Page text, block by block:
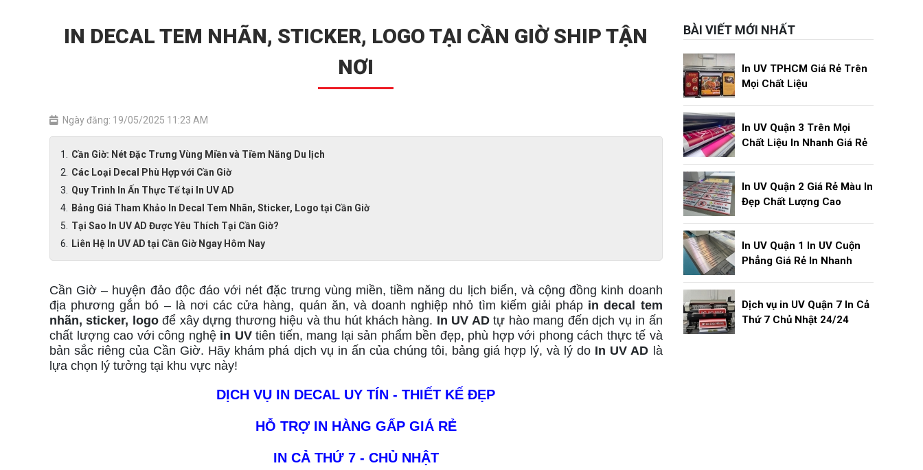
IN DECAL TEM NHÃN, STICKER, LOGO TẠI CẦN GIỜ SHIP TẬN
NƠI
Ngày đăng: 19/05/2025 11:23 AM
Cần Giờ: Nét Đặc Trưng Vùng Miền và Tiềm Năng Du lịch
Các Loại Decal Phù Hợp với Cần Giờ
Quy Trình In Ấn Thực Tế tại In UV AD
Bảng Giá Tham Khảo In Decal Tem Nhãn, Sticker, Logo tại Cần Giờ
Tại Sao In UV AD Được Yêu Thích Tại Cần Giờ?
Liên Hệ In UV AD tại Cần Giờ Ngay Hôm Nay
Cần Giờ – huyện đảo độc đáo với nét đặc trưng vùng miền, tiềm năng du lịch biển, và cộng đồng kinh doanh
địa phương gắn bó – là nơi các cửa hàng, quán ăn, và doanh nghiệp nhỏ tìm kiếm giải pháp in decal tem
nhãn, sticker, logođể xây dựng thương hiệu và thu hút khách hàng. In UV ADtự hào mang đến dịch vụ in ấn
chất lượng cao với công nghệ in UVtiên tiến, mang lại sản phẩm bền đẹp, phù hợp với phong cách thực tế và
bản sắc riêng của Cần Giờ. Hãy khám phá dịch vụ in ấn của chúng tôi, bảng giá hợp lý, và lý do In UV AD là
lựa chọn lý tưởng tại khu vực này!
DỊCH VỤ IN DECAL UY TÍN - THIẾT KẾ ĐẸP
HỖ TRỢ IN HÀNG GẤP GIÁ RẺ
IN CẢ THỨ 7 - CHỦ NHẬT
BÀI VIẾT MỚI NHẤT
In UV TPHCM Giá Rẻ Trên
Mọi Chất Liệu
In UV Quận 3 Trên Mọi
Chất Liệu In Nhanh Giá Rẻ
In UV Quận 2 Giá Rẻ Màu In
Đẹp Chất Lượng Cao
In UV Quận 1 In UV Cuộn
Phẳng Giá Rẻ In Nhanh
Dịch vụ in UV Quận 7 In Cả
Thứ 7 Chủ Nhật 24/24